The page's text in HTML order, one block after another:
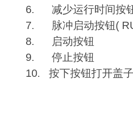
6. 减少运行时间按
7. 脉冲启动按钮(
8. 启动按钮
9. 停止按钮
10. 按下按钮打开盖